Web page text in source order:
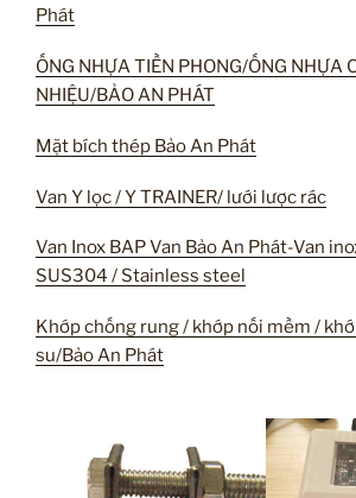
Phát
ỐNG NHỰA TIỀN PHONG/ỐNG NHỰA
NHIỆU/BẢO AN PHÁT
Mặt bích thép Bảo An Phát
Van Y lọc / Y TRAINER/ lưới lược rác
Van Inox BAP Van Bảo An Phát-Van
SUS304 / Stainless steel
Khớp chống rung / khớp nối mềm /
su/Bảo An Phát